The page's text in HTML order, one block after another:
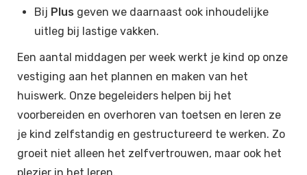
Bij Plus geven we daarnaast ook inhoudelijke
uitleg bij lastige vakken.
Een aantal middagen per week werkt je kind op onze
vestiging aan het plannen en maken van het
huiswerk. Onze begeleiders helpen bij het
voorbereiden en overhoren van toetsen en leren ze
je kind zelfstandig en gestructureerd te werken. Zo
groeit niet alleen het zelfvertrouwen, maar ook het
plezier in het leren.